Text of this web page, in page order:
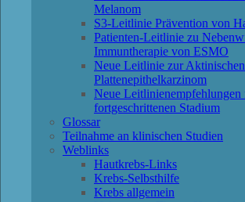
Melanom
S3-Leitlinie Prävention von
Patienten-Leitlinie zu
Immuntherapie von ESMO
Neue Leitlinie zur
Plattenepithelkarzinom
Neue
fortgeschrittenen Stadium
Glossar
Teilnahme an klinischen Studien
Weblinks
Hautkrebs-Links
Krebs-Selbsthilfe
Krebs allgemein